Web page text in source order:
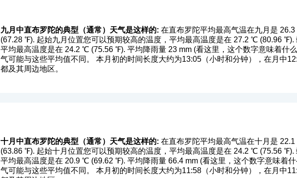
九月中直布罗陀的典型（通常）天气是这样的: 在直布罗陀平均最高气温在九月是
(67.28 ℉). 起始九月位置您可以预期较高的温度，平均最高温度是在 27.2 ℃ (80.96 ℉).
平均最高温度是在 24.2 ℃ (75.56 ℉). 平均降雨量 23 mm (看这里，这个数字意味着什么
气可能与这些平均值不同。 本月初的时间长度大约为13:05（小时和分钟），在月中
都及其周边地区。
十月中直布罗陀的典型（通常）天气是这样的: 在直布罗陀平均最高气温在十月是
(63.86 ℉). 起始十月位置您可以预期较高的温度，平均最高温度是在 24.2 ℃ (75.56 ℉).
平均最高温度是在 20.9 ℃ (69.62 ℉). 平均降雨量 66.4 mm (看这里，这个数字意味着什
气可能与这些平均值不同。 本月初的时间长度大约为11:58（小时和分钟），在月中